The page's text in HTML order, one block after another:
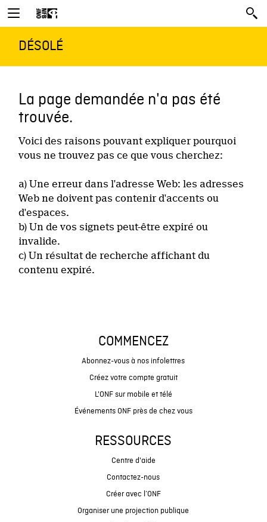
DÉSOLÉ
La page demandée n'a pas été
trouvée.
Voici des raisons pouvant expliquer pourquoi
vous ne trouvez pas ce que vous cherchez:
a) Une erreur dans l'adresse Web: les adresses
Web ne doivent pas contenir d'accents ou
d'espaces.
b) Un de vos signets peut-être expiré ou
invalide.
c) Un résultat de recherche affichant du
contenu expiré.
COMMENCEZ
Abonnez-vous à nos infolettres
Créez votre compte gratuit
L'ONF sur mobile et télé
Événements ONF près de chez vous
RESSOURCES
Centre d'aide
Contactez-nous
Créer avec l’ONF
Organiser une projection publique